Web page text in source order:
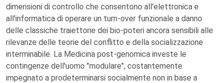
dimensioni di controllo che consentono all'elettronica e
all'informatica di operare un turn-over funzionale a danno
delle classiche traiettorie dei bio-poteri ancora sensibili alle
rilevanze delle teorie del conflitto e della socializzazione
interminabile. La Medicina post-genomica investe le
contingenze dell'uomo "modulare", costantemente
impegnato a prodeterminarsi socialmente non in base a